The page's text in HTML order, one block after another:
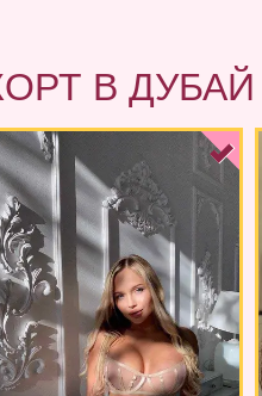
В ДУБАЙ